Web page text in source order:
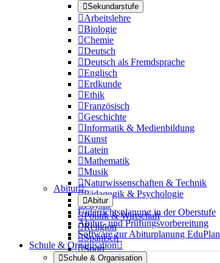
Sekundarstufe
Arbeitslehre
Biologie
Chemie
Deutsch
Deutsch als Fremdsprache
Englisch
Erdkunde
Ethik
Französisch
Geschichte
Informatik & Medienbildung
Kunst
Latein
Mathematik
Musik
Naturwissenschaften & Technik
Pädagogik & Psychologie
Physik
Politik & Wirtschaft
Religion
Spanisch
Sport
Abitur
Abitur
Unterrichtsplanung in der Oberstufe
Abitur- und Prüfungsvorbereitung
Software zur Abiturplanung EduPlan
Schule & Organisation
Schule & Organisation